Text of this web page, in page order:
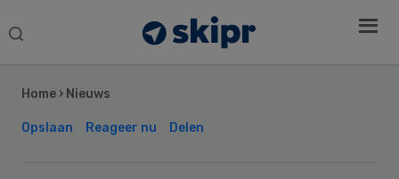
Search
Home › Nieuws
Opslaan Reageer nu Delen
Sidebar